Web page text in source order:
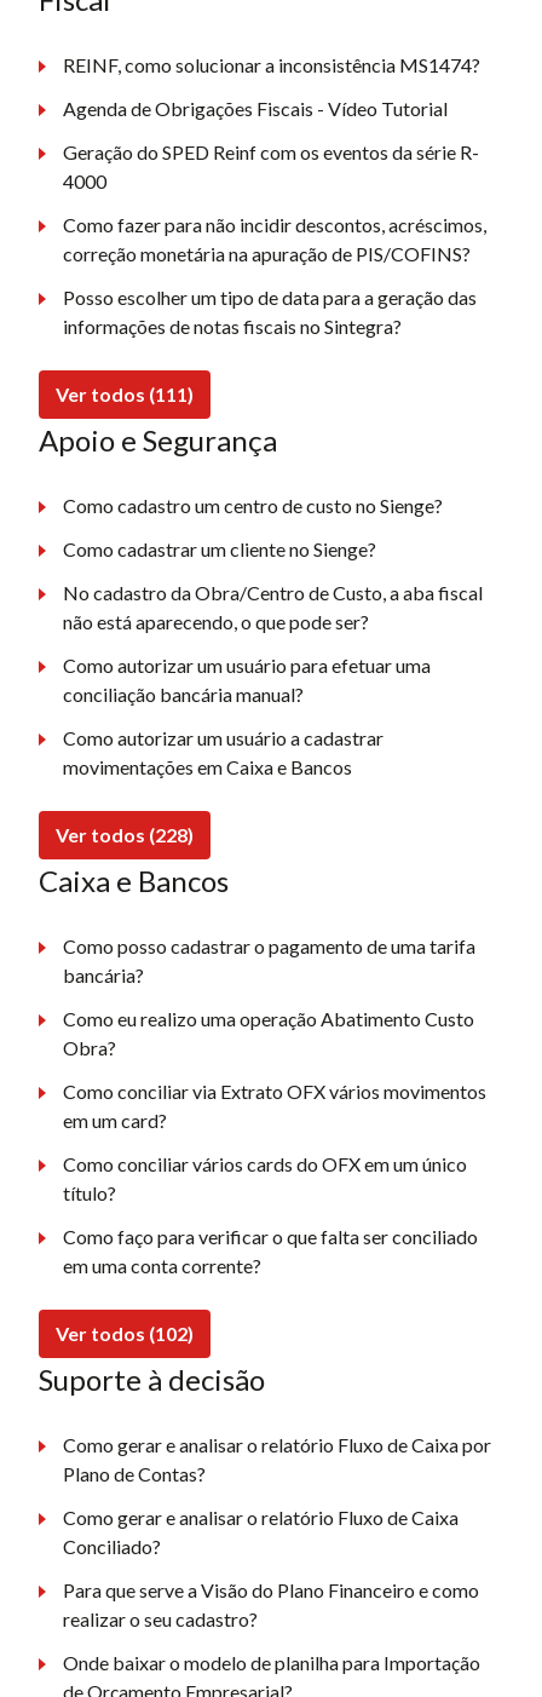
REINF, como solucionar a inconsistência MS1474?
Agenda de Obrigações Fiscais - Vídeo Tutorial
Geração do SPED Reinf com os eventos da série R-
4000
Como fazer para não incidir descontos, acréscimos,
correção monetária na apuração de PIS/COFINS?
Posso escolher um tipo de data para a geração das
informações de notas fiscais no Sintegra?
Ver todos (111)
Apoio e Segurança
Como cadastro um centro de custo no Sienge?
Como cadastrar um cliente no Sienge?
No cadastro da Obra/Centro de Custo, a aba fiscal
não está aparecendo, o que pode ser?
Como autorizar um usuário para efetuar uma
conciliação bancária manual?
Como autorizar um usuário a cadastrar
movimentações em Caixa e Bancos
Ver todos (228)
Caixa e Bancos
Como posso cadastrar o pagamento de uma tarifa
bancária?
Como eu realizo uma operação Abatimento Custo
Obra?
Como conciliar via Extrato OFX vários movimentos
em um card?
Como conciliar vários cards do OFX em um único
título?
Como faço para verificar o que falta ser conciliado
em uma conta corrente?
Ver todos (102)
Suporte à decisão
Como gerar e analisar o relatório Fluxo de Caixa por
Plano de Contas?
Como gerar e analisar o relatório Fluxo de Caixa
Conciliado?
Para que serve a Visão do Plano Financeiro e como
realizar o seu cadastro?
Onde baixar o modelo de planilha para Importação
de Orçamento Empresarial?